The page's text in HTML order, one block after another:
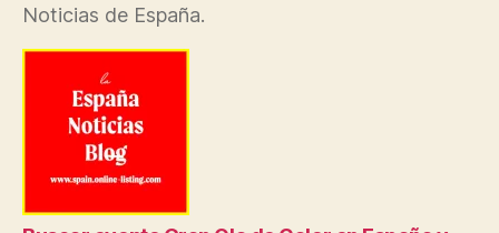
Noticias de España.